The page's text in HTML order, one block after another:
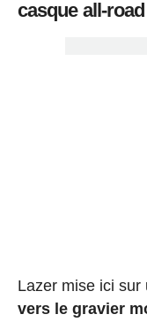
casque all-road
Lazer mise ici sur
vers le gravier